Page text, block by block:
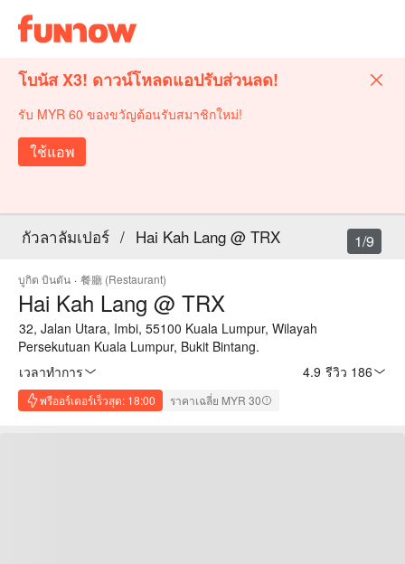
โบนัส X3! ดาวน์โหลดแอปรับส่วนลด!
รับ MYR 60 ของขวัญต้อนรับสมาชิกใหม่!
ใช้แอพ
กัวลาลัมเปอร์ / Hai Kah Lang @ TRX
บูกิต บินตัน · 餐廳 (Restaurant)
Hai Kah Lang @ TRX
32, Jalan Utara, Imbi, 55100 Kuala Lumpur, Wilayah
Persekutuan Kuala Lumpur, Bukit Bintang.
เวลาทำการ
4.9 รีวิว 186
พรีออร์เดอร์เร็วสุด: 18:00 ราคาเฉลี่ย MYR 30
1/9